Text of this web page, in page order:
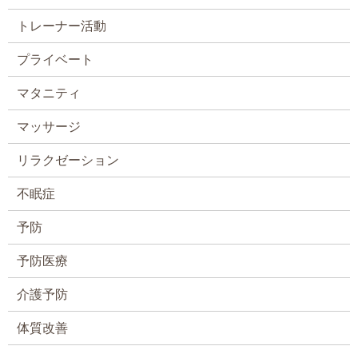
トレーナー活動
プライベート
マタニティ
マッサージ
リラクゼーション
不眠症
予防
予防医療
介護予防
体質改善